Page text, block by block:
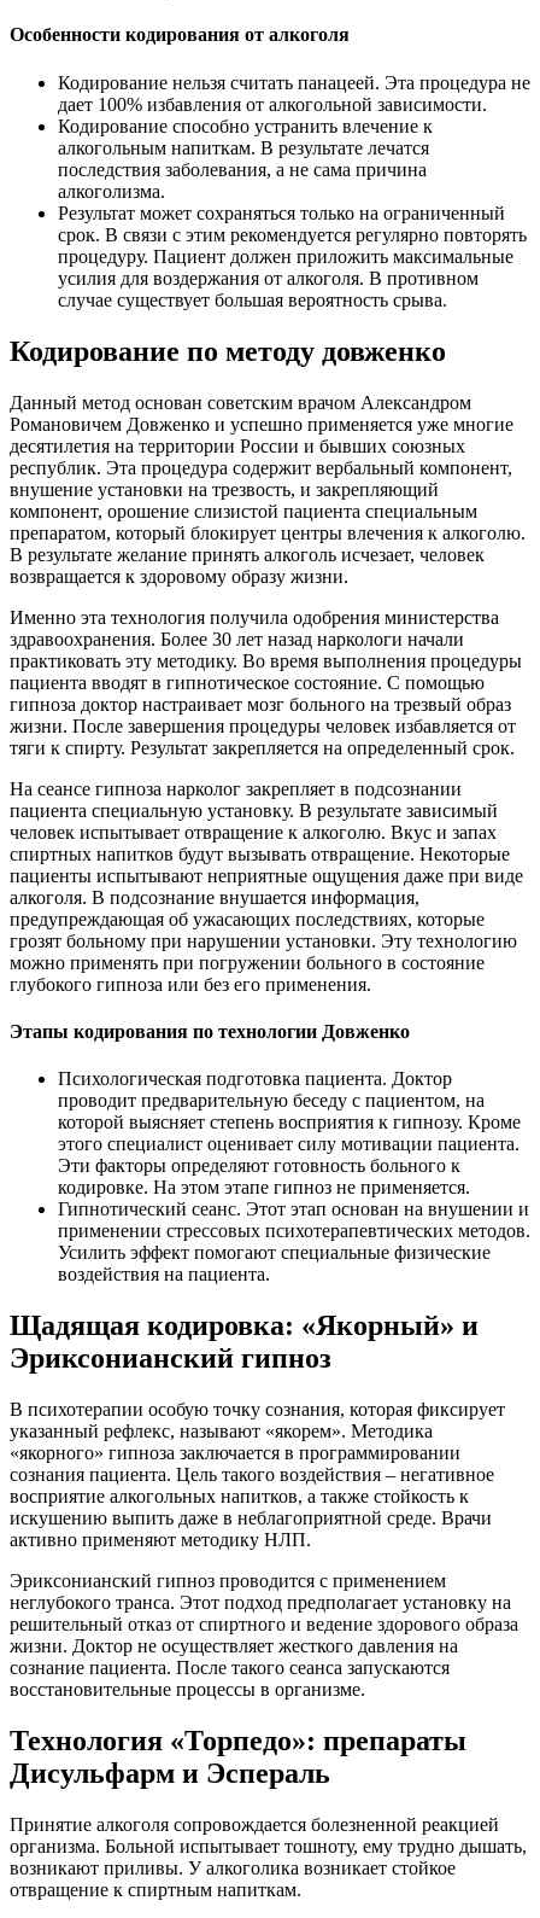
Особенности кодирования от алкоголя
Кодирование нельзя считать панацеей. Эта процедура не
дает 100% избавления от алкогольной зависимости.
Кодирование способно устранить влечение к
алкогольным напиткам. В результате лечатся
последствия заболевания, а не сама причина
алкоголизма.
Результат может сохраняться только на ограниченный
срок. В связи с этим рекомендуется регулярно повторять
процедуру. Пациент должен приложить максимальные
усилия для воздержания от алкоголя. В противном
случае существует большая вероятность срыва.
Кодирование по методу довженко
Данный метод основан советским врачом Александром
Романовичем Довженко и успешно применяется уже многие
десятилетия на территории России и бывших союзных
республик. Эта процедура содержит вербальный компонент,
внушение установки на трезвость, и закрепляющий
компонент, орошение слизистой пациента специальным
препаратом, который блокирует центры влечения к алкоголю.
В результате желание принять алкоголь исчезает, человек
возвращается к здоровому образу жизни.
Именно эта технология получила одобрения министерства
здравоохранения. Более 30 лет назад наркологи начали
практиковать эту методику. Во время выполнения процедуры
пациента вводят в гипнотическое состояние. С помощью
гипноза доктор настраивает мозг больного на трезвый образ
жизни. После завершения процедуры человек избавляется от
тяги к спирту. Результат закрепляется на определенный срок.
На сеансе гипноза нарколог закрепляет в подсознании
пациента специальную установку. В результате зависимый
человек испытывает отвращение к алкоголю. Вкус и запах
спиртных напитков будут вызывать отвращение. Некоторые
пациенты испытывают неприятные ощущения даже при виде
алкоголя. В подсознание внушается информация,
предупреждающая об ужасающих последствиях, которые
грозят больному при нарушении установки. Эту технологию
можно применять при погружении больного в состояние
глубокого гипноза или без его применения.
Этапы кодирования по технологии Довженко
Психологическая подготовка пациента. Доктор
проводит предварительную беседу с пациентом, на
которой выясняет степень восприятия к гипнозу. Кроме
этого специалист оценивает силу мотивации пациента.
Эти факторы определяют готовность больного к
кодировке. На этом этапе гипноз не применяется.
Гипнотический сеанс. Этот этап основан на внушении и
применении стрессовых психотерапевтических методов.
Усилить эффект помогают специальные физические
воздействия на пациента.
Щадящая кодировка: «Якорный» и
Эриксонианский гипноз
В психотерапии особую точку сознания, которая фиксирует
указанный рефлекс, называют «якорем». Методика
«якорного» гипноза заключается в программировании
сознания пациента. Цель такого воздействия – негативное
восприятие алкогольных напитков, а также стойкость к
искушению выпить даже в неблагоприятной среде. Врачи
активно применяют методику НЛП.
Эриксонианский гипноз проводится с применением
неглубокого транса. Этот подход предполагает установку на
решительный отказ от спиртного и ведение здорового образа
жизни. Доктор не осуществляет жесткого давления на
сознание пациента. После такого сеанса запускаются
восстановительные процессы в организме.
Технология «Торпедо»: препараты
Дисульфарм и Эспераль
Принятие алкоголя сопровождается болезненной реакцией
организма. Больной испытывает тошноту, ему трудно дышать,
возникают приливы. У алкоголика возникает стойкое
отвращение к спиртным напиткам.